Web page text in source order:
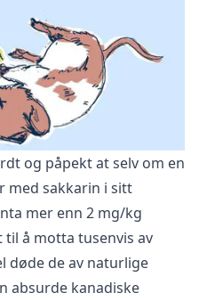
og påpekt at selv om en
med sakkarin i sitt
mer enn 2 mg/kg
å motta tusenvis av
døde de av naturlige
absurde kanadiske